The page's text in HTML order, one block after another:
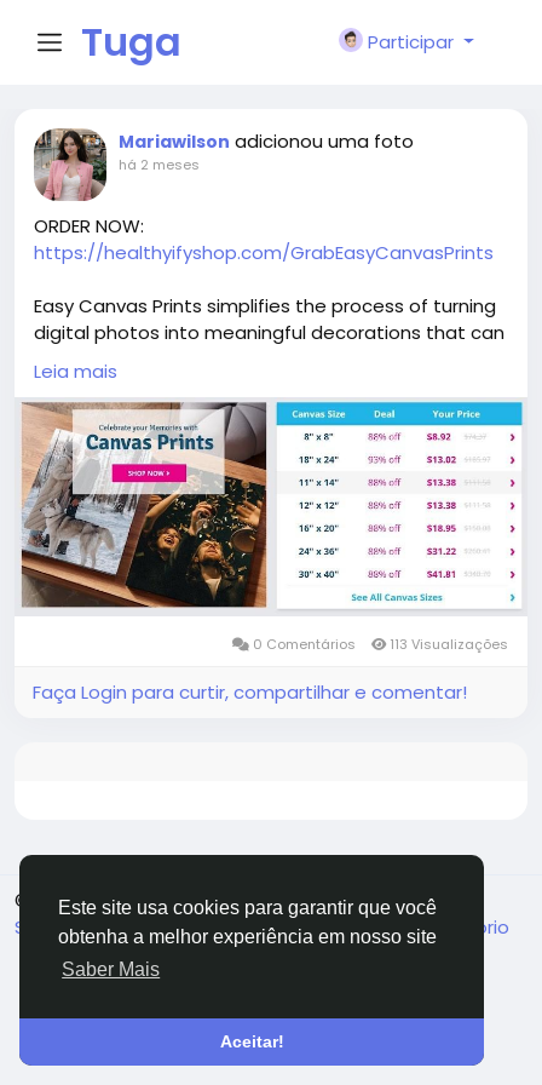
Este site usa cookies para garantir que você
obtenha a melhor experiência em nosso site
Saber Mais
Aceitar!
Tuga
Face
Participar
Mariawilson adicionou uma foto
há 2 meses
ORDER NOW:
https://healthyifyshop.com/GrabEasyCanvasPrints
Easy Canvas Prints simplifies the process of turning
digital photos into meaningful decorations that can
brighten homes and preserve special memories.
FOR MORE INFORMATION:
https://www.facebook.com/EasyCanvasPrintsOffici
alSite
https://www.facebook.com/EasyCanvasPrintsOffici
alDiscounts
Leia mais
0 Comentários 113 Visualizações
Faça Login para curtir, compartilhar e comentar!
© 2026 TugaFace
Portuguese
Sobre Termos Privacidade Fale Conosco Diretório